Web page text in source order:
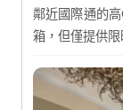
鄰近國際通的
箱，但僅提供